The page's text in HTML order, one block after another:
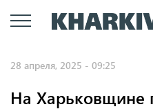
28 апреля, 2025 - 09:25
На Харьковщине